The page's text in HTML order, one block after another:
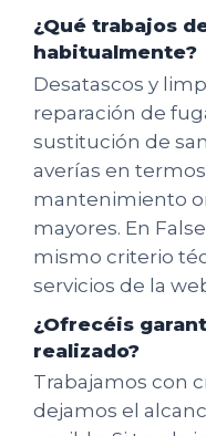
¿Qué trabajos
habitualmente?
Desatascos y
reparación de
sustitución de
averías en
mantenimiento
mayores. En
mismo criterio
servicios de la
¿Ofrecéis
realizado?
Trabajamos con
dejamos el